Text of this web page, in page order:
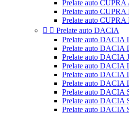
Prelate auto CUPRA
Prelate auto CUPRA
Prelate auto CUPRA
  Prelate auto DACIA
Prelate auto DACIA
Prelate auto DACIA
Prelate auto DACIA
Prelate auto DACIA
Prelate auto DACIA
Prelate auto DACIA
Prelate auto DACIA
Prelate auto DACIA
Prelate auto DACIA